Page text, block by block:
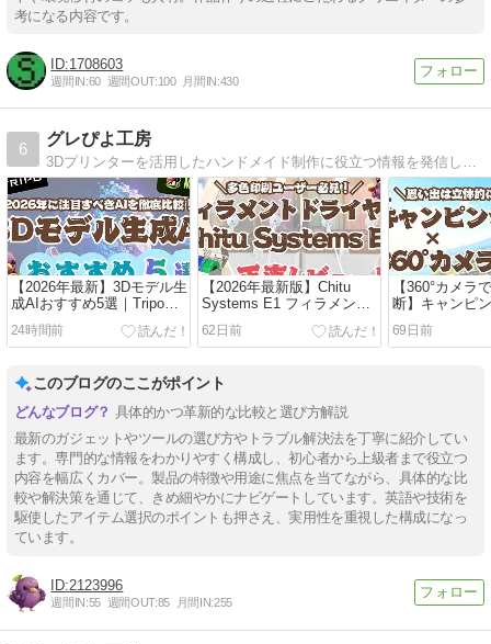
考になる内容です。
1708603
週間IN:60 週間OUT:100 月間IN:430
6
グレぴよ工房
3Dプリンターを活用したハンドメイド制作に役立つ情報を発信しています。
【2026年最新】3Dモデル生
成AIおすすめ5選｜Tripo・
Meshyなど比較ガイド
24時間前
【2026年最新版】Chitu
Systems E1 フィラメント
ドライヤーボックスを徹底
レビュー｜AMS4色印刷ユ
62日前
【360°カメラ
断】キャンピ
×Insta360で楽
残る旅行”のス
69日前
このブログのここがポイント
具体的かつ革新的な比較と選び方解説
最新のガジェットやツールの選び方やトラブル解決法を丁寧に紹介してい
ます。専門的な情報をわかりやすく構成し、初心者から上級者まで役立つ
内容を幅広くカバー。製品の特徴や用途に焦点を当てながら、具体的な比
較や解決策を通じて、きめ細やかにナビゲートしています。英語や技術を
駆使したアイテム選択のポイントも押さえ、実用性を重視した構成になっ
ています。
2123996
週間IN:55 週間OUT:85 月間IN:255